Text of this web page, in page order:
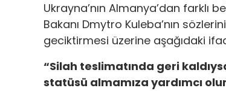
Ukrayna’nın Almanya’dan farklı
Bakanı Dmytro Kuleba’nın
geciktirmesi üzerine aşağıdaki
“Silah teslimatında geri
statüsü almamıza yardımcı